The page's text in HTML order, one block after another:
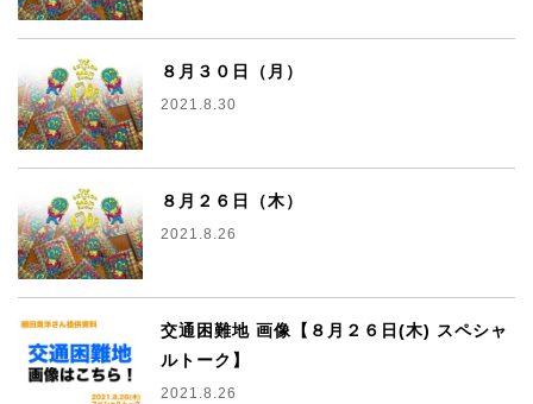
８月３０日（月）
2021.8.30
８月２６日（木）
2021.8.26
交通困難地 画像【８月２６日(木) スペシャ
ルトーク】
2021.8.26